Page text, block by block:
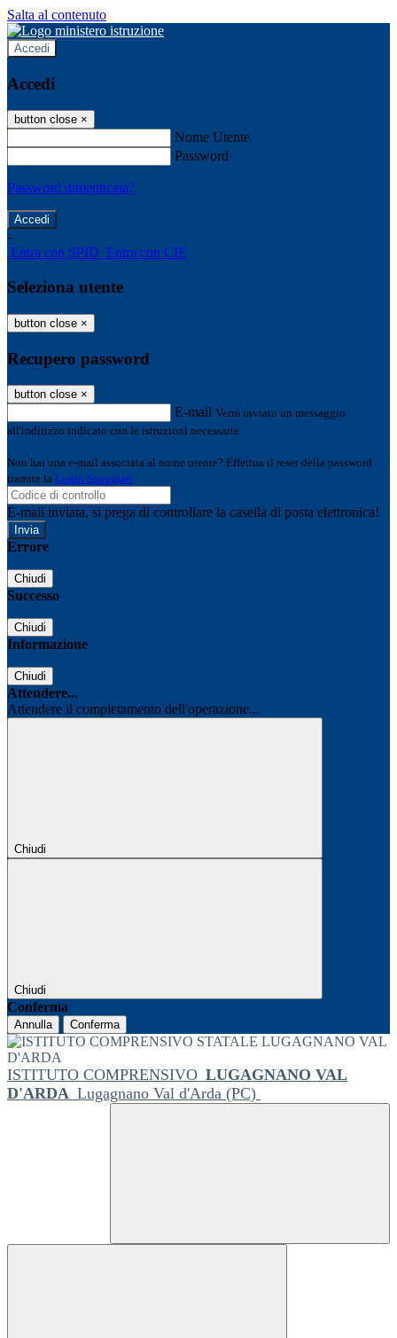
Salta al contenuto
Accedi
Accedi
button close ×
Nome Utente
Password
Password dimenticata?
-
Entra con SPID Entra con CIE
Seleziona utente
button close ×
Recupero password
button close ×
E-mail Verrà inviato un messaggio
all'indirizzo indicato con le istruzioni necessarie.
Non hai una e-mail associata al nome utente? Effettua il reset della password
tramite la Login Spaggiari
E-mail inviata, si prega di controllare la casella di posta elettronica!
Errore
Chiudi
Successo
Chiudi
Informazione
Chiudi
Attendere...
Attendere il completamento dell'operazione...
Chiudi
Chiudi
Conferma
Annulla Conferma
ISTITUTO COMPRENSIVO LUGAGNANO VAL
D'ARDA Lugagnano Val d'Arda (PC)